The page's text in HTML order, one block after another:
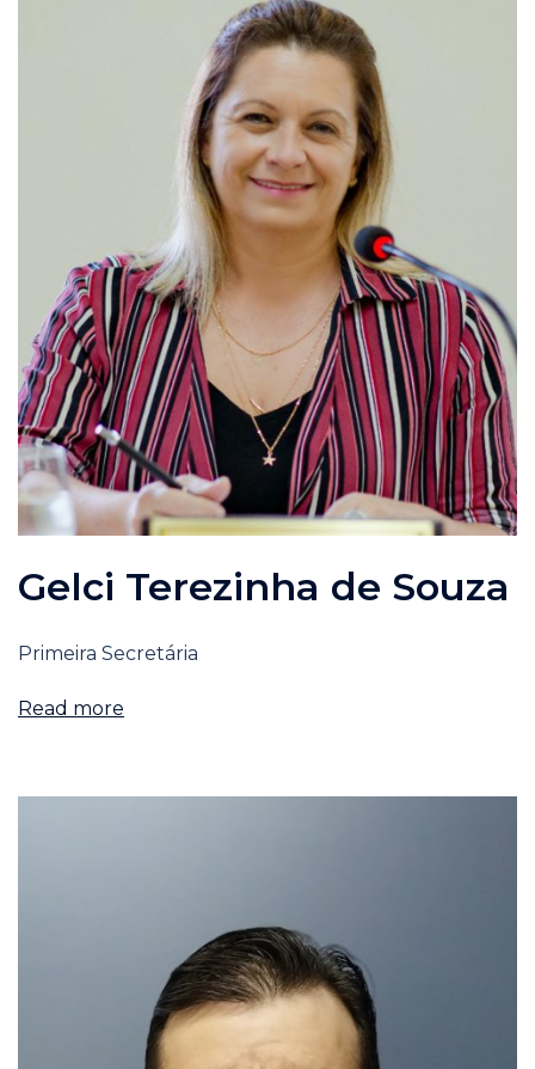
Gelci Terezinha de Souza
Primeira Secretária
Read more